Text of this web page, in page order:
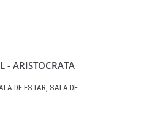
- ARISTOCRATA
DE ESTAR, SALA DE